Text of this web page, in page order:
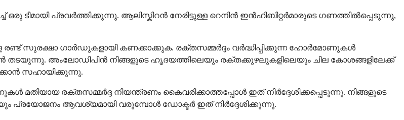
പ്രവർത്തിക്കുന്നു. ആലിസ്കിറൻ നേരിട്ടുള്ള റെനിൻ ഇൻഹിബിറ്റർമാരുടെ ഗണത്തിൽപ്പെടുന്നു,
രണ്ട് സുരക്ഷാ ഗാർഡുകളായി കണക്കാക്കുക. രക്തസമ്മർദ്ദം വർദ്ധിപ്പിക്കുന്ന ഹോർമോണുകൾ
തടയുന്നു. അംലോഡിപിൻ നിങ്ങളുടെ ഹൃദയത്തിലെയും രക്തക്കുഴലുകളിലെയും ചില കോശങ്ങളിലേക്ക്
സഹായിക്കുന്നു.
രക്തസമ്മർദ്ദ നിയന്ത്രണം കൈവരിക്കാത്തപ്പോൾ ഇത് നിർദ്ദേശിക്കപ്പെടുന്നു. നിങ്ങളുടെ
പ്രയോജനം ആവശ്യമായി വരുമ്പോൾ ഡോക്ടർ ഇത് നിർദ്ദേശിക്കുന്നു.